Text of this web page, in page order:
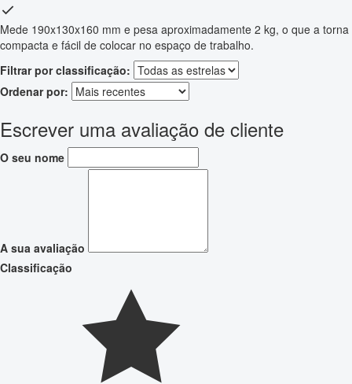
Mede 190x130x160 mm e pesa aproximadamente 2 kg, o que a torna
compacta e fácil de colocar no espaço de trabalho.
Filtrar por classificação:
Ordenar por:
Escrever uma avaliação de cliente
O seu nome
A sua avaliação
Classificação